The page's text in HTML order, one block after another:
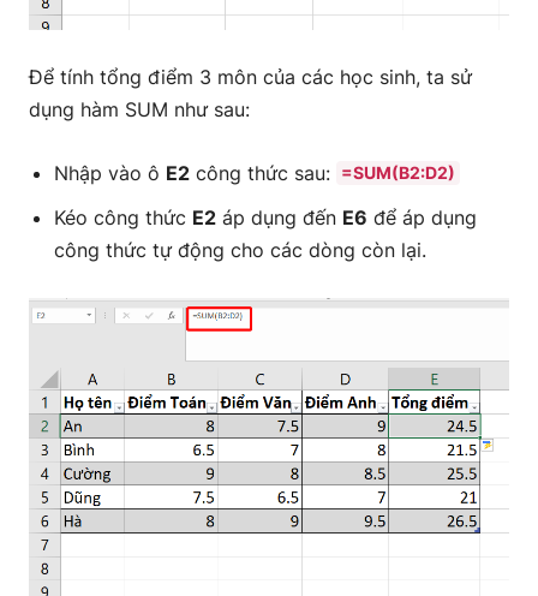
Để tính tổng điểm 3 môn của các học sinh, ta sử
dụng hàm SUM như sau:
Nhập vào ô E2 công thức sau: =SUM(B2:D2)
Kéo công thức E2 áp dụng đến E6 để áp dụng
công thức tự động cho các dòng còn lại.